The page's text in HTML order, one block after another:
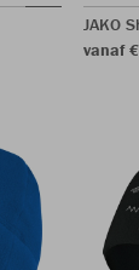
JAKO
vanaf